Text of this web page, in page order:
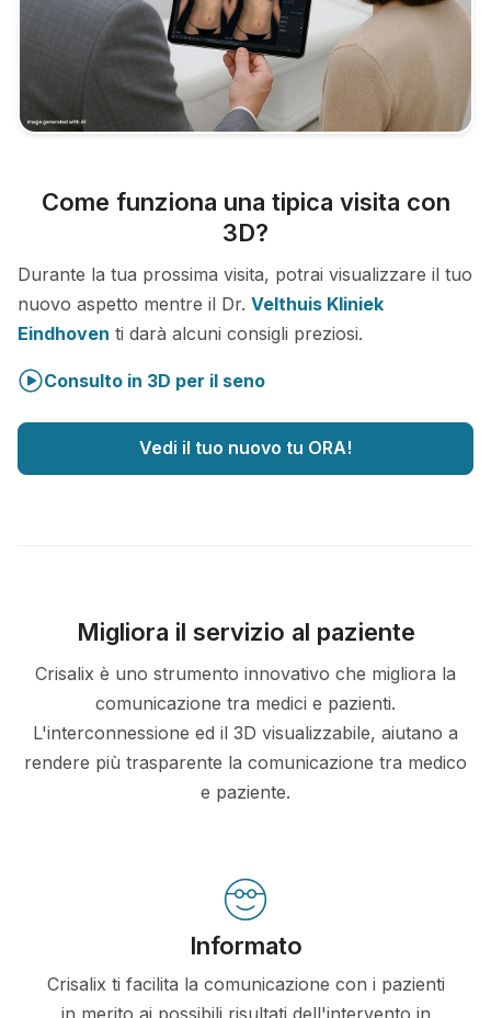
Come funziona una tipica visita con
3D?
Durante la tua prossima visita, potrai visualizzare il tuo
nuovo aspetto mentre il Dr. Velthuis Kliniek
Eindhoven ti darà alcuni consigli preziosi.
Consulto in 3D per il seno
Vedi il tuo nuovo tu ORA!
Migliora il servizio al paziente
Crisalix è uno strumento innovativo che migliora la
comunicazione tra medici e pazienti.
L'interconnessione ed il 3D visualizzabile, aiutano a
rendere più trasparente la comunicazione tra medico
e paziente.
Informato
Crisalix ti facilita la comunicazione con i pazienti
in merito ai possibili risultati dell'intervento in